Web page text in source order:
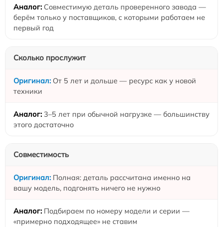
Совместимую деталь проверенного завода —
берём только у поставщиков, с которыми работаем не
первый год
Сколько прослужит
От 5 лет и дольше — ресурс как у новой
техники
3–5 лет при обычной нагрузке — большинству
этого достаточно
Совместимость
Полная: деталь рассчитана именно на
вашу модель, подгонять ничего не нужно
Подбираем по номеру модели и серии —
«примерно подходящее» не ставим